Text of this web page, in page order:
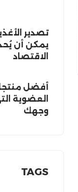
تصدير
يمكن أن
الاقتصاد
أفضل
العضوية
وجهك
TAGS